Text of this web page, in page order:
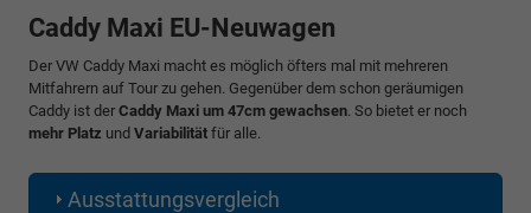
Caddy Maxi EU-Neuwagen
Der VW Caddy Maxi macht es möglich öfters mal mit mehreren
Mitfahrern auf Tour zu gehen. Gegenüber dem schon geräumigen
Caddy ist der Caddy Maxi um 47cm gewachsen . So bietet er noch
mehr Platz und Variabilität für alle.
Ausstattungsvergleich